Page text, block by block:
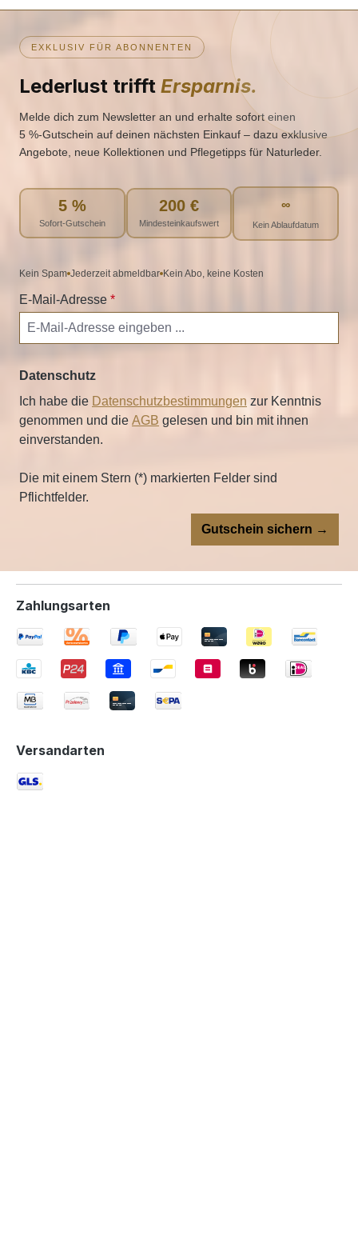
EXKLUSIV FÜR ABONNENTEN
Lederlust trifft Ersparnis.
Melde dich zum Newsletter an und erhalte sofort einen
5 %‑Gutschein auf deinen nächsten Einkauf – dazu exklusive
Angebote, neue Kollektionen und Pflegetipps für Naturleder.
5 %
Sofort-Gutschein
200 €
Mindesteinkaufswert
∞
Kein Ablaufdatum
Kein Spam Jederzeit abmeldbar Kein Abo, keine Kosten
E-Mail-Adresse *
Datenschutz
Ich habe die Datenschutzbestimmungen zur Kenntnis
genommen und die AGB gelesen und bin mit ihnen
einverstanden.
Die mit einem Stern (*) markierten Felder sind
Pflichtfelder.
Gutschein sichern →
Zahlungsarten
Versandarten